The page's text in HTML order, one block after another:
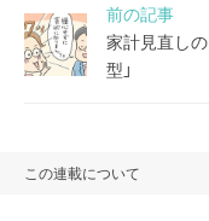
前の記事
家計見直しの
型」
この連載について